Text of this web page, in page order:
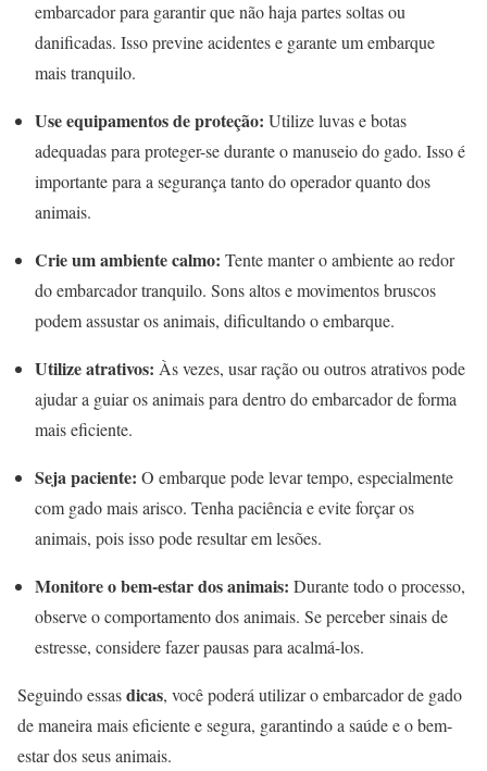
embarcador para garantir que não haja partes soltas ou
danificadas. Isso previne acidentes e garante um embarque
mais tranquilo.
Use equipamentos de proteção: Utilize luvas e botas
adequadas para proteger-se durante o manuseio do gado. Isso é
importante para a segurança tanto do operador quanto dos
animais.
Crie um ambiente calmo: Tente manter o ambiente ao redor
do embarcador tranquilo. Sons altos e movimentos bruscos
podem assustar os animais, dificultando o embarque.
Utilize atrativos: Às vezes, usar ração ou outros atrativos pode
ajudar a guiar os animais para dentro do embarcador de forma
mais eficiente.
Seja paciente: O embarque pode levar tempo, especialmente
com gado mais arisco. Tenha paciência e evite forçar os
animais, pois isso pode resultar em lesões.
Monitore o bem-estar dos animais: Durante todo o processo,
observe o comportamento dos animais. Se perceber sinais de
estresse, considere fazer pausas para acalmá-los.
Seguindo essasdicas, você poderá utilizar o embarcador de gado
de maneira mais eficiente e segura, garantindo a saúde e o bem-
estar dos seus animais.